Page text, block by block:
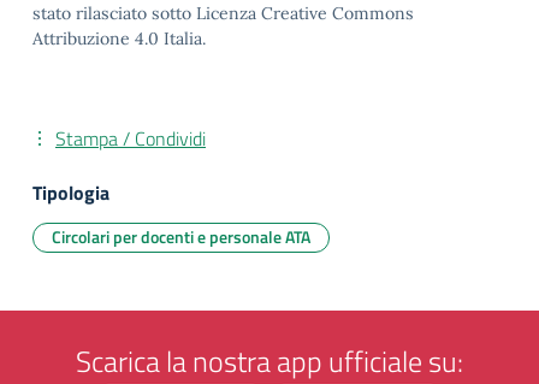
stato rilasciato sotto Licenza Creative Commons
Attribuzione 4.0 Italia.
Stampa / Condividi
Tipologia
Circolari per docenti e personale ATA
Scarica la nostra app ufficiale su: